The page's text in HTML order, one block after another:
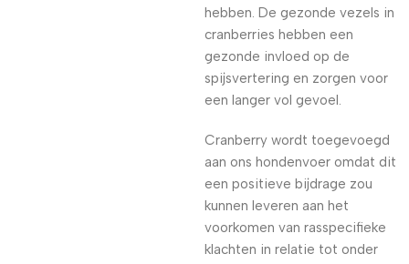
hebben. De gezonde vezels in
cranberries hebben een
gezonde invloed op de
spijsvertering en zorgen voor
een langer vol gevoel.
Cranberry wordt toegevoegd
aan ons hondenvoer omdat dit
een positieve bijdrage zou
kunnen leveren aan het
voorkomen van rasspecifieke
klachten in relatie tot onder